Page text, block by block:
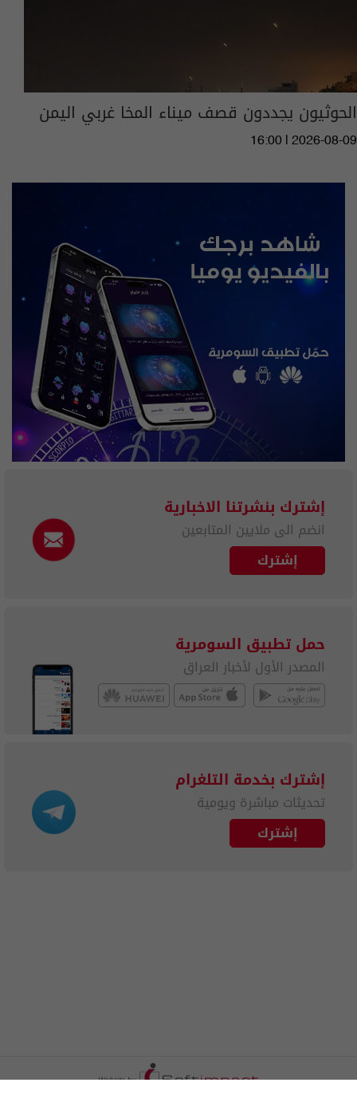
الحوثيون يجددون قصف ميناء المخا غربي اليمن
16:00 | 2026-08-09
إشترك بنشرتنا الاخبارية
انضم الى ملايين المتابعين
إشترك
حمل تطبيق السومرية
المصدر الأول لأخبار العراق
إشترك بخدمة التلغرام
تحديثات مباشرة ويومية
إشترك